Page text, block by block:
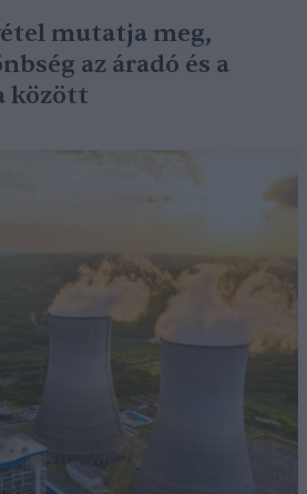
mutatja meg,
az áradó és a
között